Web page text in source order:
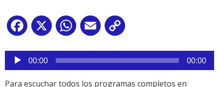
Facebook
X WhatsApp
Email
Reproductor
audio
00:00 00:00
Para escuchar todos los programas completos en